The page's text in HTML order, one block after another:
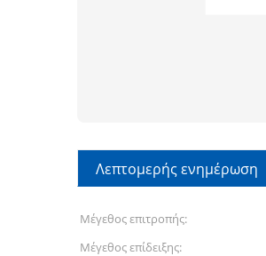
Λεπτομερής ενημέρωση
Μέγεθος επιτροπής:
Μέγεθος επίδειξης: